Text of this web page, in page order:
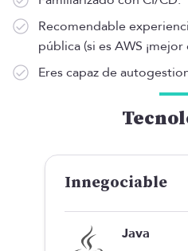
Recomendable
pública (si es AWS
Eres capaz de
Innegociable
Java